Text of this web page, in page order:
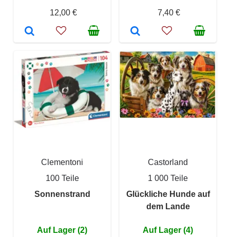
12,00 €
7,40 €
Clementoni
100 Teile
Sonnenstrand
Auf Lager (2)
Castorland
1 000 Teile
Glückliche Hunde auf
dem Lande
Auf Lager (4)